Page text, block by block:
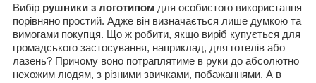
Вибір рушники з логотипом для особистого використання
порівняно простий. Адже він визначається лише думкою та
вимогами покупця. Що ж робити, якщо виріб купується для
громадського застосування, наприклад, для готелів або
лазень? Причому воно потраплятиме в руки до абсолютно
нехожим людям, з різними звичками, побажаннями. А в